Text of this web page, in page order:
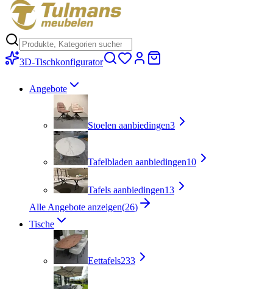
3D-Tischkonfigurator
Angebote
Stoelen aanbiedingen3
Tafelbladen aanbiedingen10
Tafels aanbiedingen13
Alle Angebote anzeigen(26)
Tische
Eettafels233